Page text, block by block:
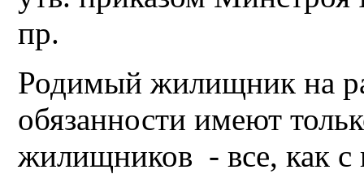
пр.
Родимый жилищник на
обязанности имеют
жилищников - все, как с